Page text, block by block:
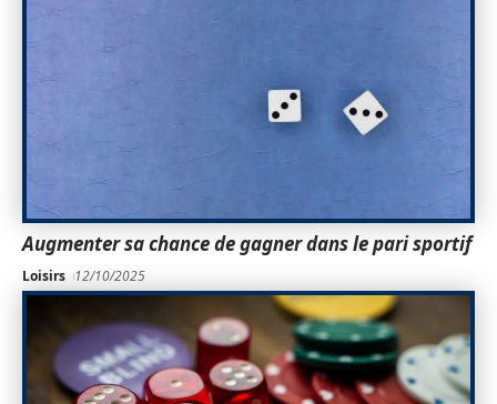
Augmenter sa chance de gagner dans le pari sportif
Loisirs 12/10/2025